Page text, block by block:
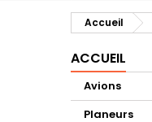
Accueil
ACCUEIL
Avions
Planeurs